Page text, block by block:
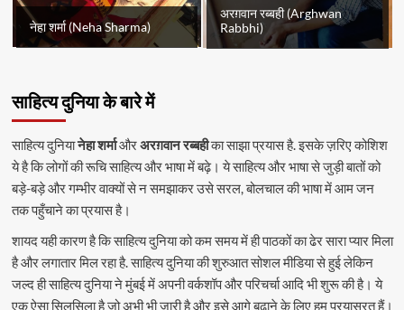
नेहा शर्मा (Neha Sharma)
अरग़वान रब्बही (Arghwan
Rabbhi)
साहित्य दुनिया के बारे में
साहित्य दुनियानेहा शर्माऔरअरग़वान रब्बहीका साझा प्रयास है. इसके ज़रिए कोशिश
ये है कि लोगों की रूचि साहित्य और भाषा में बढ़े। ये साहित्य और भाषा से जुड़ी बातों को
बड़े-बड़े और गम्भीर वाक्यों से न समझाकर उसे सरल, बोलचाल की भाषा में आम जन
तक पहुँचाने का प्रयास है।
शायद यही कारण है कि साहित्य दुनिया को कम समय में ही पाठकों का ढेर सारा प्यार मिला
है और लगातार मिल रहा है. साहित्य दुनिया की शुरुआत सोशल मीडिया से हुई लेकिन
जल्द ही साहित्य दुनिया ने मुंबई में अपनी वर्कशॉप और परिचर्चा आदि भी शुरू की है। ये
एक ऐसा सिलसिला है जो अभी भी जारी है और इसे आगे बढ़ाने के लिए हम प्रयासरत हैं।